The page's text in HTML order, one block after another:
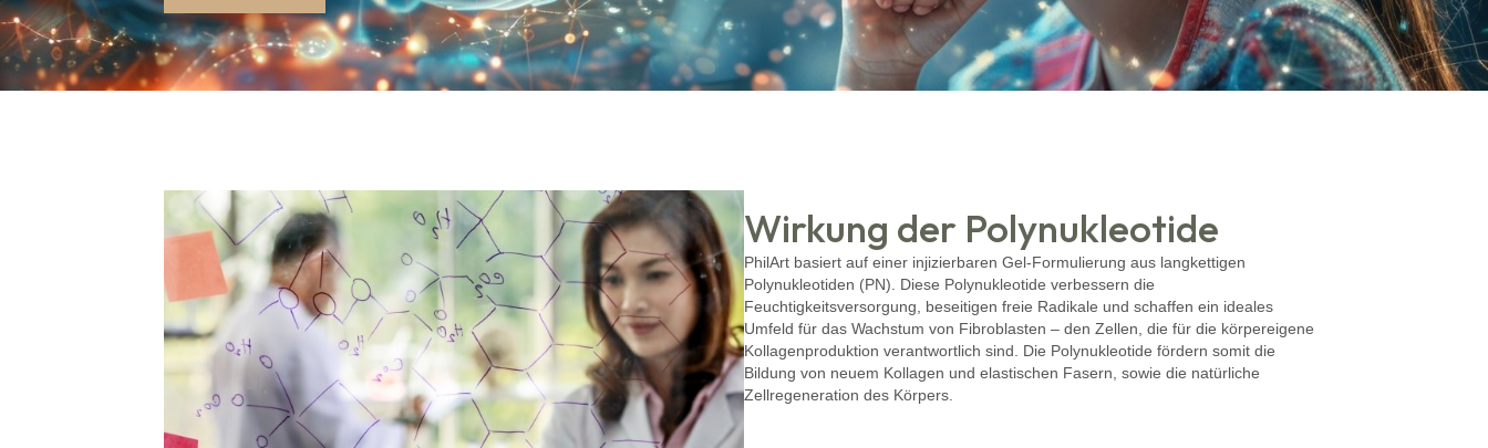
Wirkung der Polynukleotide
PhilArt basiert auf einer injizierbaren Gel-Formulierung aus langkettigen
Polynukleotiden (PN). Diese Polynukleotide verbessern die
Feuchtigkeitsversorgung, beseitigen freie Radikale und schaffen ein ideales
Umfeld für das Wachstum von Fibroblasten – den Zellen, die für die körpereigene
Kollagenproduktion verantwortlich sind. Die Polynukleotide fördern somit die
Bildung von neuem Kollagen und elastischen Fasern, sowie die natürliche
Zellregeneration des Körpers.